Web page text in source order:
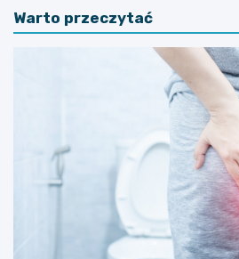
Warto przeczytać